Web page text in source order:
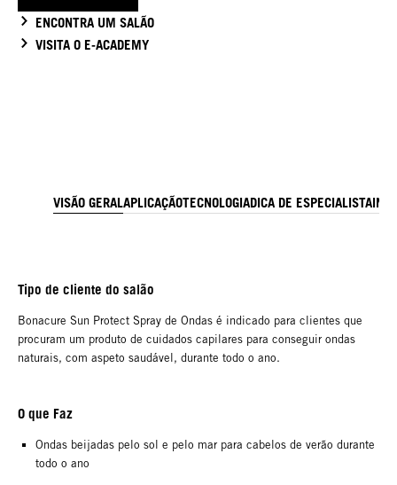
ENCONTRA UM SALÃO
VISITA O E-ACADEMY
VISÃO GERALAPLICAÇÃOTECNOLOGIADICA DE ESPECIALISTA
Tipo de cliente do salão
Bonacure Sun Protect Spray de Ondas é indicado para clientes que
procuram um produto de cuidados capilares para conseguir ondas
naturais, com aspeto saudável, durante todo o ano.
O que Faz
Ondas beijadas pelo sol e pelo mar para cabelos de verão durante
todo o ano